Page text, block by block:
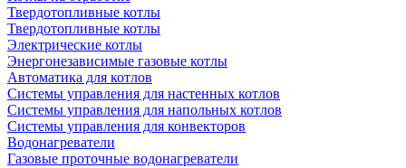
Твердотопливные котлы
Твердотопливные котлы
Электрические котлы
Энергонезависимые газовые котлы
Автоматика для котлов
Системы управления для настенных котлов
Системы управления для напольных котлов
Системы управления для конвекторов
Водонагреватели
Газовые проточные водонагреватели